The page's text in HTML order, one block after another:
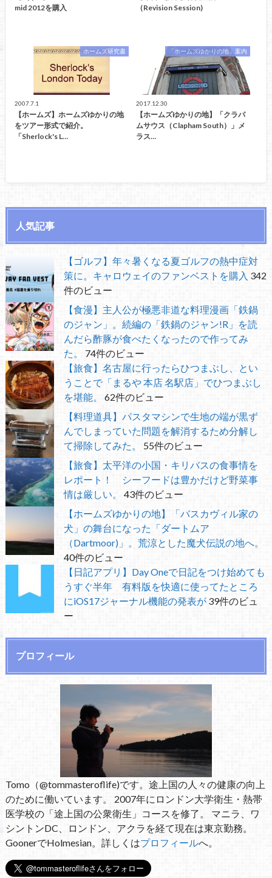
mid 2012を購入
（Revision Session)
ホームズ研究書
2007.7.1
【ホームズ】ホームズゆかりの地
をツアー形式で紹介。
「Sherlock's L…
「ホームズゆかりの地」案内
2017.12.30
【ホームズゆかりの地】「クラパ
ムサウス（Clapham South）」メ
ラス…
人気記事
【ゴルフ】年々暑くなる夏ゴルフの熱中症対
策に。キャロウェイのファンベストを購入 342
件のビュー
【食漫】主人公が極悪非道な料理漫画「鉄鍋
のジャン」。続編の「鉄鍋のジャン!R」を読
んだら酢豚が食べたくなったので作ってみ
た。
74件のビュー
【旅食】名古屋に行ったらひつまぶし、とい
うことで「まるや 本店 名駅店」でひつまぶし
を堪能。
62件のビュー
【料理道具】パスタマシンで生地の端が黒ず
んでしまっていた問題を解消するため分解し
て掃除してみた。
55件のビュー
【旅食】太平洋の小国・キリバスの食事情を
レポート！ シーフードは豊かだけど野菜事
情は厳しい。
43件のビュー
【ホームズゆかりの地】「バスカヴィル家の
犬」の舞台になった「ダートムア
（Dartmoor)」。荒涼とした魔犬伝説の地へ。
40件のビュー
【日記アプリ】Day Oneで日記をつけ始めても
うすぐ半年 有料版を快適に使ってたところ
にiOS17ジャーナル機能の発表が 39件のビュ
ー
プロフィール
Tomo（@tommasteroflife)です。途上国の人々の健康の向上
のために働いています。 2007年にロンドン大学衛生・熱帯
医学校の「途上国の公衆衛生」コースを修了。 マニラ、ワ
シントンDC、ロンドン、アクラを経て現在は東京勤務。
GoonerでHolmesian。詳しくはプロフィールへ。